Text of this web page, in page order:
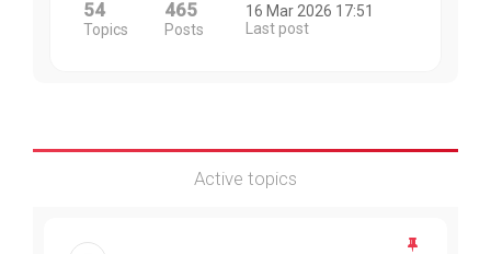
54
Topics
465
Posts
16 Mar 2026 17:51
Last post
Active topics